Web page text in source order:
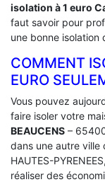
isolation à 1 euro
faut savoir pour
une bonne isolation
COMMENT
EURO
Vous pouvez
faire isoler votre
BEAUCENS –
dans une autre ville
HAUTES-
réaliser des